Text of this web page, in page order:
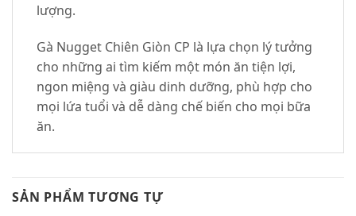
lượng.
Gà Nugget Chiên Giòn CP là lựa chọn lý tưởng
cho những ai tìm kiếm một món ăn tiện lợi,
ngon miệng và giàu dinh dưỡng, phù hợp cho
mọi lứa tuổi và dễ dàng chế biến cho mọi bữa
ăn.
SẢN PHẨM TƯƠNG TỰ